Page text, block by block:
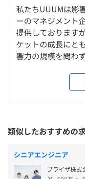
アジャイル
Docker、Terraform
東京都港区赤坂9丁
就業場所の変更範囲
＜雇入時＞
受動喫煙防止措置に関
屋内禁煙（ビル内喫
休憩時間：休憩60
の自主性に任せてい
平均残業時間：平均
☆年間休日127日（
・夏季休暇（7～10
・バースデー休暇（
・リフレッシュ休暇
・産前産後休暇
・育児休暇
私たちUUUMは影
ーのマネジメント
提供しております
ケットの成長にと
響力の規模を問わ
らびに広告主に対
提供も行っております。 InstagramやX
ナノインフルエン
エイターネットワ
して成功したい」
定した収益や活動
す。
類似したおすすめの
シニアエンジニア
ブライザ株式